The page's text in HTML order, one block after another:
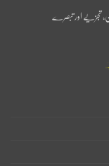
تجزیے اور تبصرے